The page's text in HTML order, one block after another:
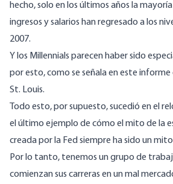
hecho, solo en los últimos años la
ingresos y salarios han regresado a los
2007.
Y los Millennials parecen haber sido
por esto, como se señala eneste informe
St. Louis.
Todo esto, por supuesto, sucedió en el
el último ejemplo de cómo el mito de la
creada por la Fed siempre ha sido un mito
Por lo tanto, tenemos un grupo de
comienzan sus carreras en un mal